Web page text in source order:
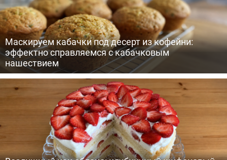
Маскируем кабачки под десерт из кофейни:
эффектно справляемся с кабачковым
нашествием